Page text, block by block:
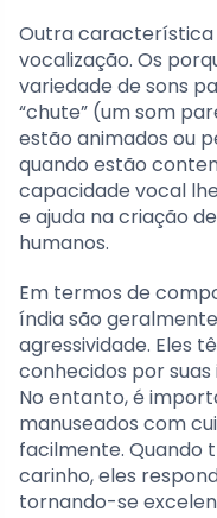
Outra característica
vocalização. Os
variedade de sons
“chute” (um som
estão animados ou
quando estão
capacidade vocal
e ajuda na criação
humanos.
Em termos de
índia são
agressividade. Eles
conhecidos por
No entanto, é
manuseados com
facilmente. Quando
carinho, eles
tornando-se